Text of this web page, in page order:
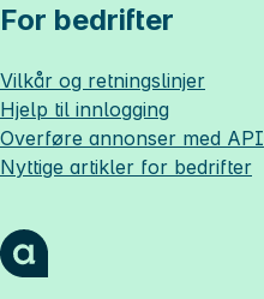
For bedrifter
Vilkår og retningslinjer
Hjelp til innlogging
Overføre annonser med API
Nyttige artikler for bedrifter